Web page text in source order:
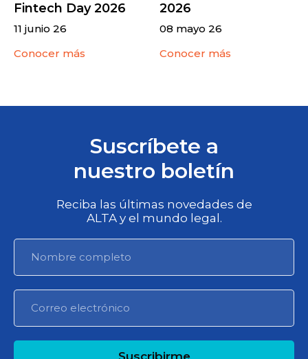
Fintech Day 2026
11 junio 26
Conocer más
2026
08 mayo 26
Conocer más
Suscríbete a
nuestro boletín
Reciba las últimas novedades de
ALTA y el mundo legal.